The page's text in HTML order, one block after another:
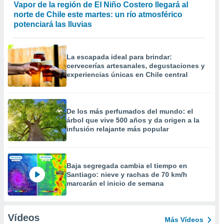
Vapor de la región de El Niño Costero llegará al
norte de Chile este martes: un río atmosférico
potenciará las lluvias
La escapada ideal para brindar:
cervecerías artesanales, degustaciones y
experiencias únicas en Chile central
De los más perfumados del mundo: el
árbol que vive 500 años y da origen a la
infusión relajante más popular
Baja segregada cambia el tiempo en
Santiago: nieve y rachas de 70 km/h
marcarán el inicio de semana
Vídeos Más Vídeos